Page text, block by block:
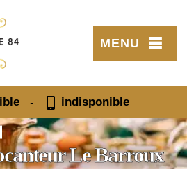
MENU
- indisponible
Le Barroux